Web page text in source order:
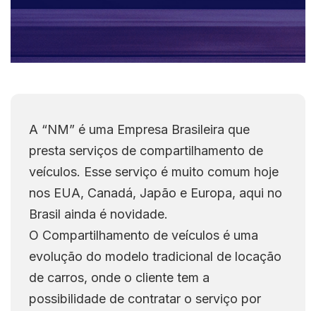
A “NM” é uma Empresa Brasileira que
presta serviços de compartilhamento de
veículos. Esse serviço é muito comum hoje
nos EUA, Canadá, Japão e Europa, aqui no
Brasil ainda é novidade.
O Compartilhamento de veículos é uma
evolução do modelo tradicional de locação
de carros, onde o cliente tem a
possibilidade de contratar o serviço por